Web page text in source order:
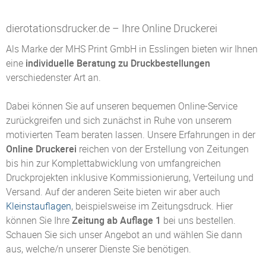
dierotationsdrucker.de – Ihre Online Druckerei
Als Marke der MHS Print GmbH in Esslingen bieten wir Ihnen
eine individuelle Beratung zu Druckbestellungen
verschiedenster Art an.
Dabei können Sie auf unseren bequemen Online-Service
zurückgreifen und sich zunächst in Ruhe von unserem
motivierten Team beraten lassen. Unsere Erfahrungen in der
Online Druckerei reichen von der Erstellung von Zeitungen
bis hin zur Komplettabwicklung von umfangreichen
Druckprojekten inklusive Kommissionierung, Verteilung und
Versand. Auf der anderen Seite bieten wir aber auch
Kleinstauflagen, beispielsweise im Zeitungsdruck. Hier
können Sie IhreZeitung ab Auflage 1 bei uns bestellen.
Schauen Sie sich unser Angebot an und wählen Sie dann
aus, welche/n unserer Dienste Sie benötigen.